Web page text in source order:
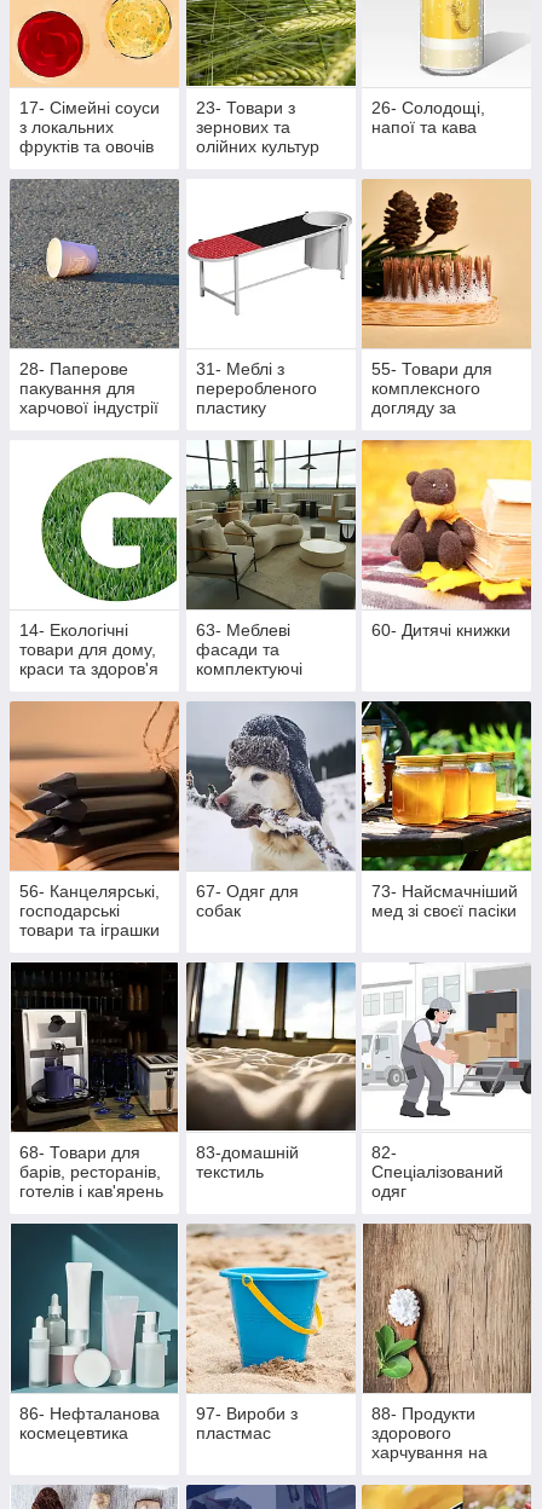
17- Сімейні соуси
з локальних
фруктів та овочів
23- Товари з
зернових та
олійних культур
26- Солодощі,
напої та кава
28- Паперове
пакування для
харчової індустрії
31- Меблі з
переробленого
пластику
55- Товари для
комплексного
догляду за
порожниною
14- Екологічні
товари для дому,
краси та здоров'я
63- Меблеві
фасади та
комплектуючі
60- Дитячі книжки
56- Канцелярські,
господарські
товари та іграшки
67- Одяг для
собак
73- Найсмачніший
мед зі своєї пасіки
68- Товари для
барів, ресторанів,
готелів і кав'ярень
83-домашній
текстиль
82-
Спеціалізований
одяг
86- Нефталанова
космецевтика
97- Вироби з
пластмас
88- Продукти
здорового
харчування на
стевії